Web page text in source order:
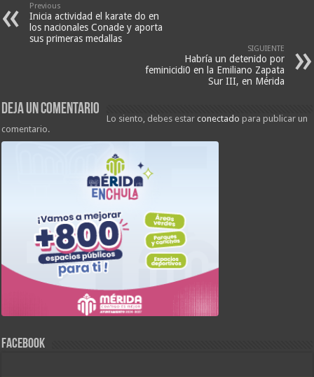
Previous
Inicia actividad el karate do en
los nacionales Conade y aporta
sus primeras medallas
SIGUIENTE
Habría un detenido por
feminicidi0 en la Emiliano Zapata
Sur III, en Mérida
Deja un comentario
Lo siento, debes estarconectado para publicar un
comentario.
FACEBOOK